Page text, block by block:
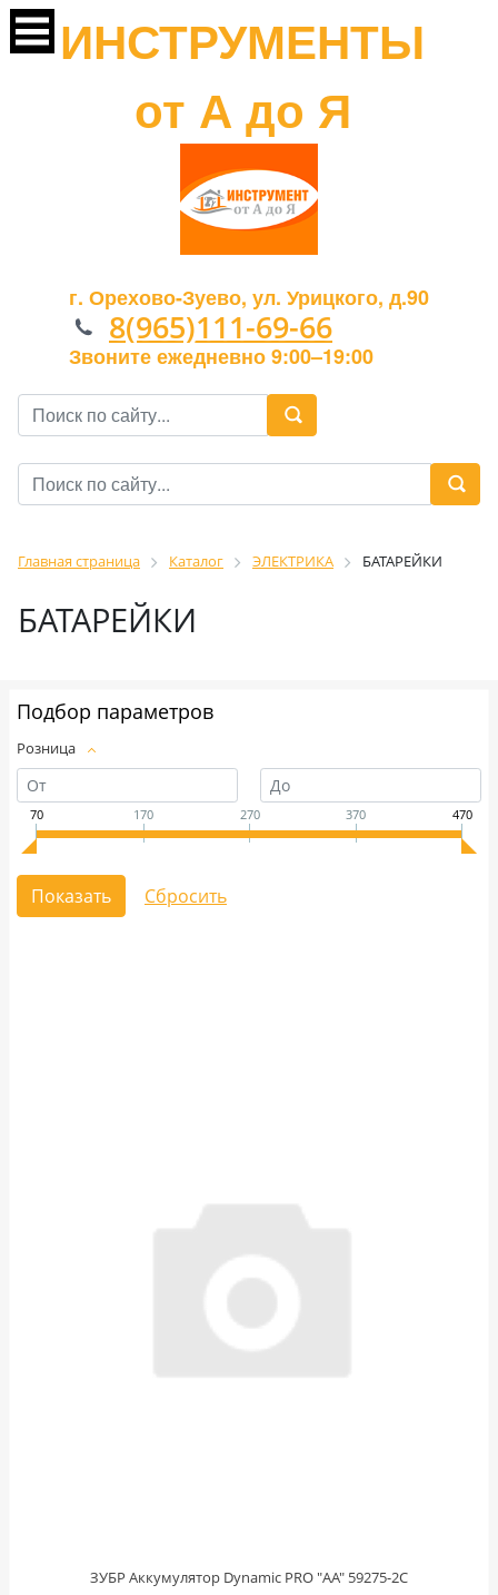
ИНСТРУМЕНТЫ
от А до Я
г. Орехово-Зуево, ул. Урицкого, д.90
8(965)111-69-66
Звоните ежедневно 9:00–19:00
Главная страница Каталог ЭЛЕКТРИКА БАТАРЕЙКИ
БАТАРЕЙКИ
Подбор параметров
Розница
70 170 270 370 470
ЗУБР Аккумулятор Dynamic PRO "АА" 59275-2С